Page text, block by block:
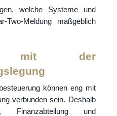
welche Systeme und
Two-Meldung maßgeblich
mit der
können eng mit
verbunden sein. Deshalb
Finanzabteilung und